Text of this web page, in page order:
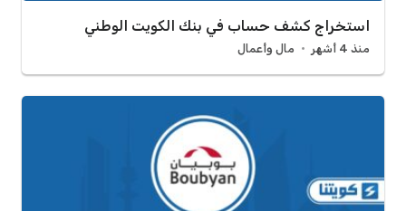
استخراج كشف حساب في بنك الكويت الوطني
منذ 4 أشهر مال وأعمال